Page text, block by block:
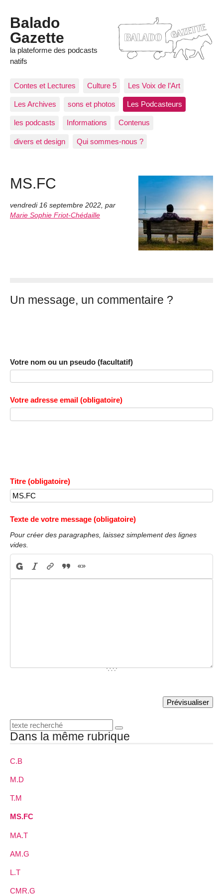
Balado
Gazette
la plateforme des podcasts
natifs
Contes et Lectures Culture 5 Les Voix de l’Art
Les Archives sons et photos Les Podcasteurs
les podcasts Informations Contenus
divers et design Qui sommes-nous ?
MS.FC
vendredi 16 septembre 2022, par
Marie Sophie Friot-Chédaille
Un message, un commentaire ?
Votre nom ou un pseudo (facultatif)
Votre adresse email (obligatoire)
Titre (obligatoire)
Texte de votre message (obligatoire)
Pour créer des paragraphes, laissez simplement des lignes
vides.
Dans la même rubrique
C.B
M.D
T.M
MS.FC
MA.T
AM.G
L.T
CMR.G